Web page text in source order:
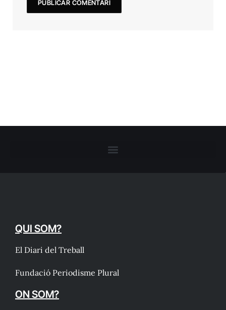
QUI SOM?
El Diari del Treball
Fundació Periodisme Plural
ON SOM?